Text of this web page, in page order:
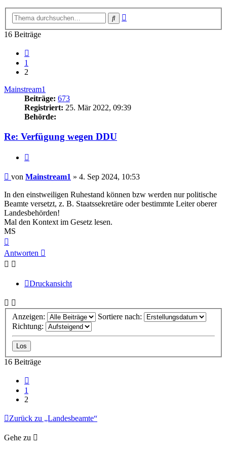
Suche
16 Beiträge
1
2
Mainstream1
Beiträge: 673
Registriert: 25. Mär 2022, 09:39
Behörde:
Re: Verfügung wegen DDU
Beitrag
von Mainstream1 » 4. Sep 2024, 10:53
In den einstweiligen Ruhestand können bzw werden nur politische
Beamte versetzt, z. B. Staatssekretäre oder bestimmte Leiter oberer
Landesbehörden!
Mal den Kontext im Gesetz lesen.
MS
oben
Antworten
Druckansicht
Anzeigen:
Sortiere nach:
Richtung:
16 Beiträge
1
2
Zurück zu „Landesbeamte“
Gehe zu